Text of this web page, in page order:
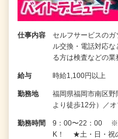
仕事内容
セルフサービスのガ
ル交換・電話対応
る方は検査などの
給与 時給1,100円以上
勤務地
福岡県福岡市南区
より徒歩12分）／
勤務時間
9：00〜22：00 ※
K！ ★土・日・祝